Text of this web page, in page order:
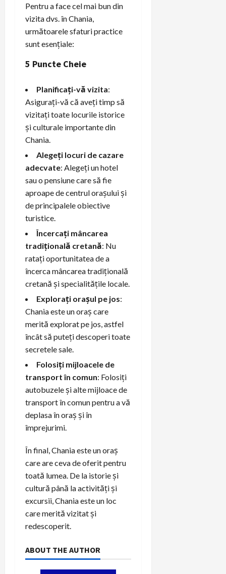
Pentru a face cel mai bun din
vizita dvs. în Chania,
următoarele sfaturi practice
sunt esențiale:
5 Puncte Cheie
Planificați-vă vizita:
Asigurați-vă că aveți timp să
vizitați toate locurile istorice
și culturale importante din
Chania.
Alegeți locuri de cazare
adecvate: Alegeți un hotel
sau o pensiune care să fie
aproape de centrul orașului și
de principalele obiective
turistice.
Încercați mâncarea
tradițională cretană: Nu
ratați oportunitatea de a
încerca mâncarea tradițională
cretană și specialitățile locale.
Explorați orașul pe jos:
Chania este un oraș care
merită explorat pe jos, astfel
încât să puteți descoperi toate
secretele sale.
Folosiți mijloacele de
transport în comun: Folosiți
autobuzele și alte mijloace de
transport în comun pentru a vă
deplasa în oraș și în
împrejurimi.
În final, Chania este un oraș
care are ceva de oferit pentru
toată lumea. De la istorie și
cultură până la activități și
excursii, Chania este un loc
care merită vizitat și
redescoperit.
ABOUT THE AUTHOR